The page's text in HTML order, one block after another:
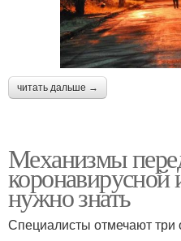
читать дальше →
Механизмы
нужно знать
Специалисты отмечают три